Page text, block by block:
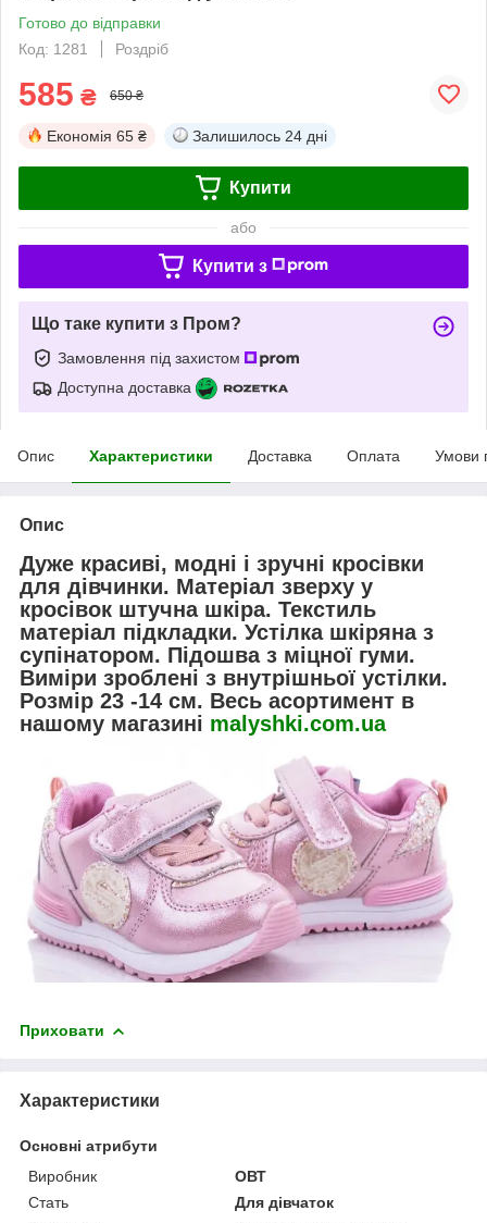
Готово до відправки
Код: 1281
Роздріб
585 ₴ 650 ₴
Економія 65 ₴ Залишилось 24 дні
Купити
або
Купити з
Що таке купити з Пром?
Замовлення під захистом
Доступна доставка
Опис Характеристики Доставка Оплата Умови
Опис
Дуже красиві, модні і зручні кросівки
для дівчинки. Матеріал зверху у
кросівок штучна шкіра. Текстиль
матеріал підкладки. Устілка шкіряна з
супінатором. Підошва з міцної гуми.
Виміри зроблені з внутрішньої устілки.
Розмір 23 -14 см. Весь асортимент в
нашому магазині malyshki.com.ua
Приховати
Характеристики
Основні атрибути
Виробник
ОВТ
Стать
Для дівчаток